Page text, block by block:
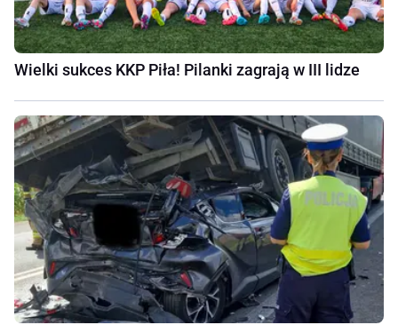
Wielki sukces KKP Piła! Pilanki zagrają w III lidze